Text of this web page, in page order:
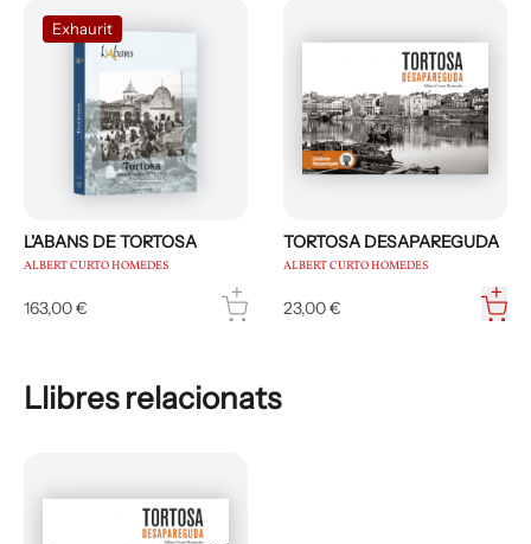
Exhaurit
L'ABANS DE TORTOSA
ALBERT CURTO HOMEDES
163,00 €
TORTOSA DESAPAREGUDA
ALBERT CURTO HOMEDES
23,00 €
Llibres relacionats